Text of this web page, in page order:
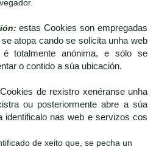
estas Cookies son empregadas
atopa cando se solicita unha web
totalmente anónima, e sólo se
o contido a súa ubicación.
de rexistro xenéranse unha
ou posteriormente abre a súa
identificalo nas web e servizos cos
de xeito que, se pecha un